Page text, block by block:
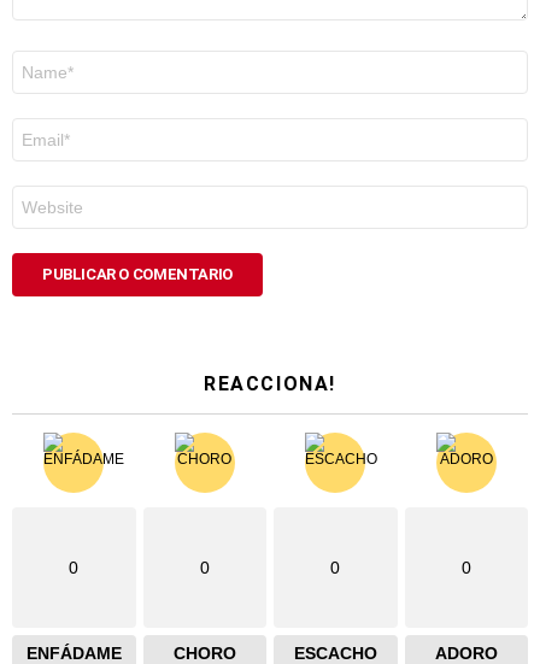
electrónico
*
REACCIONA!
0
ENFÁDAME
0
CHORO
0
ESCACHO
0
ADORO